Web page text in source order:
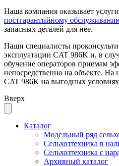
Наша компания оказывает
постгарантийному
запасных деталей для нее.
Наши специалисты
эксплуатации CAT 986K и, в
обучение операторов приемам
непосредственно на объекте. На
CAT 986K на выгодных
Вверх
Каталог
Модельный ряд
Сельхозтехника в
Сельхозтехника с
Архивный каталог